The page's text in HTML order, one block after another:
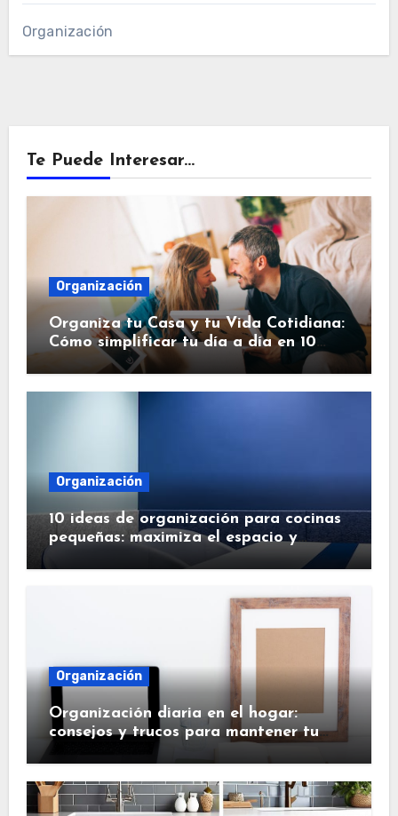
Organización
Te Puede Interesar...
Organización
Organiza tu Casa y tu Vida Cotidiana:
Cómo simplificar tu día a día en 10
Organización
10 ideas de organización para cocinas
pequeñas: maximiza el espacio y
simplifica tu vida
Organización
Organización diaria en el hogar:
consejos y trucos para mantener tu
casa en orden